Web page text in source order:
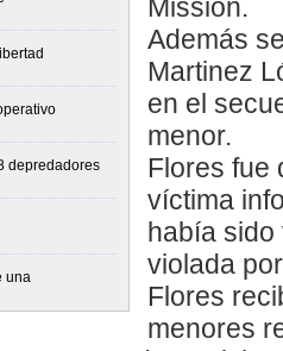
depredadores
una
Mission.
Además
Martinez
en el
menor.
Flores fue
víctima
había sido
violada
Flores
menores